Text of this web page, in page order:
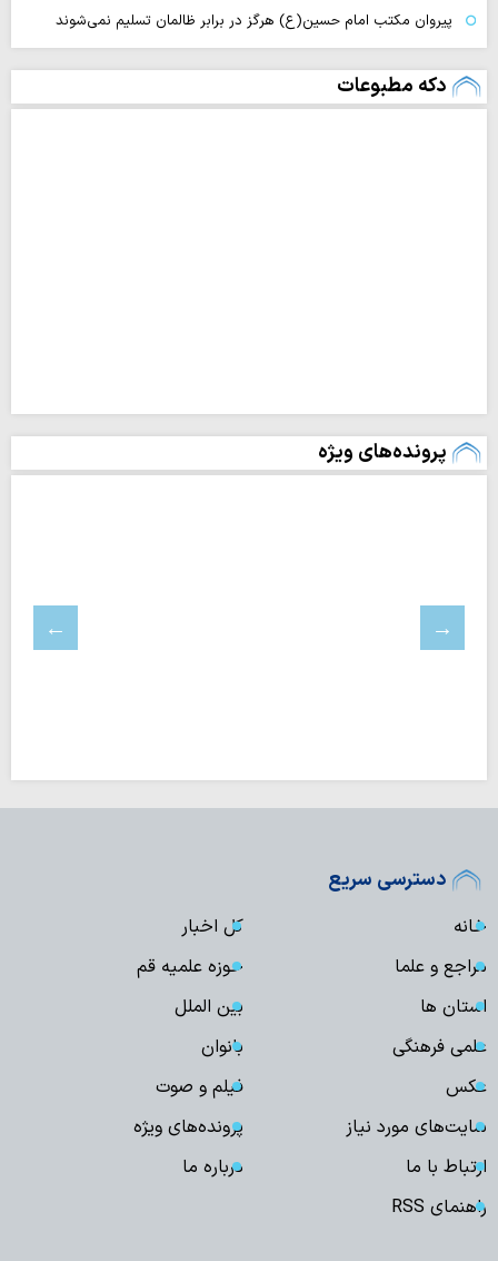
پیروان مکتب امام حسین(ع) هرگز در برابر ظالمان تسلیم نمی‌شوند
دکه مطبوعات
پرونده‌های ویژه
دسترسی سریع
خانه
کل اخبار
مراجع و علما
حوزه علمیه قم
استان ها
بین الملل
علمی فرهنگی
بانوان
عکس
فیلم و صوت
سایت‌های مورد نیاز
پرونده‌های ویژه
ارتباط با ما
درباره ما
راهنمای RSS